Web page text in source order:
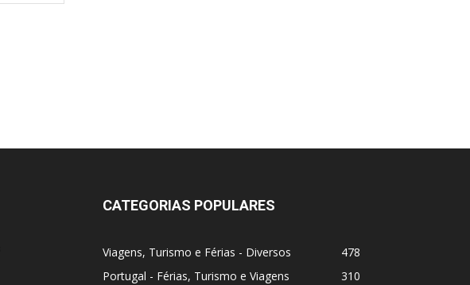
CATEGORIAS POPULARES
Viagens, Turismo e Férias - Diversos
478
Portugal - Férias, Turismo e Viagens
310